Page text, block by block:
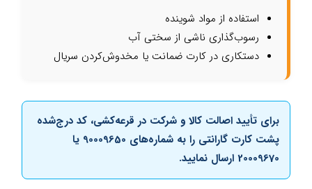
استفاده از مواد شوینده
رسوب‌گذاری ناشی از سختی آب
دستکاری در کارت ضمانت یا مخدوش‌کردن سریال
برای تأیید اصالت کالا و شرکت در قرعه‌کشی، کد درج‌شده
پشت کارت گارانتی را به شماره‌های 90009650 یا
20009670 ارسال نمایید.